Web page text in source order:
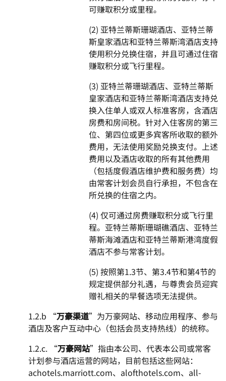
可赚取积分或里程。
(2) 亚特兰蒂斯珊瑚酒店、亚特兰蒂
斯皇家酒店和亚特兰蒂斯湾酒店支持
使用积分兑换住宿，并且可通过住宿
赚取积分或飞行里程。
(3) 亚特兰蒂珊瑚酒店、亚特兰蒂斯
皇家酒店和亚特兰蒂斯湾酒店支持兑
换入住单人或双人标准客房，含酒店
房费和房间税。针对入住客房的第三
位、第四位或更多宾客所收取的额外
费用，无法使用奖励兑换支付。上述
费用以及酒店收取的所有其他费用
（包括度假酒店维护费和服务费）均
由常客计划会员自行承担，不包含在
所兑换的住宿之内。
(4) 仅可通过房费赚取积分或飞行里
程。亚特兰蒂斯珊瑚礁酒店、亚特兰
蒂斯海滩酒店和亚特兰蒂斯港湾度假
酒店不参与常客计划。
(5) 按照第1.3节、第3.4节和第4节的
规定提供部分礼遇，与尊贵会员迎宾
赠礼相关的早餐选项无法提供。
1.2.b “万豪渠道”为万豪网站、移动应用程序、参与
酒店及客户互动中心（包括会员支持热线）的统称。
1.2.c. “万豪网站”指由本公司、代表本公司或常客
计划参与酒店运营的网站，目前包括这些网站：
achotels.marriott.com、alofthotels.com、all-